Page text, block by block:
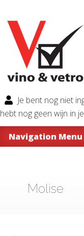
Je bent nog niet
hebt nog geen wijn in
Navigation Menu
Molise